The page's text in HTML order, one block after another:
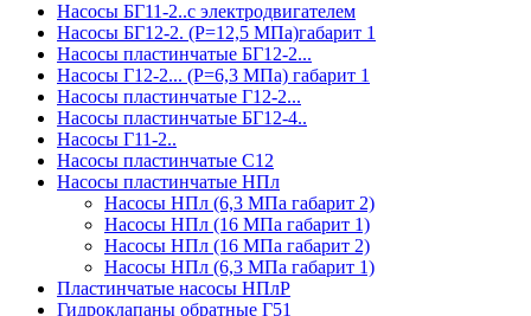
Насосы БГ11-2..с электродвигателем
Насосы БГ12-2. (Р=12,5 МПа)габарит 1
Насосы пластинчатые БГ12-2...
Насосы Г12-2... (Р=6,3 МПа) габарит 1
Насосы пластинчатые Г12-2...
Насосы пластинчатые БГ12-4..
Насосы Г11-2..
Насосы пластинчатые С12
Насосы пластинчатые НПл
Насосы НПл (6,3 МПа габарит 2)
Насосы НПл (16 МПа габарит 1)
Насосы НПл (16 МПа габарит 2)
Насосы НПл (6,3 МПа габарит 1)
Пластинчатые насосы НПлР
Гидроклапаны обратные Г51